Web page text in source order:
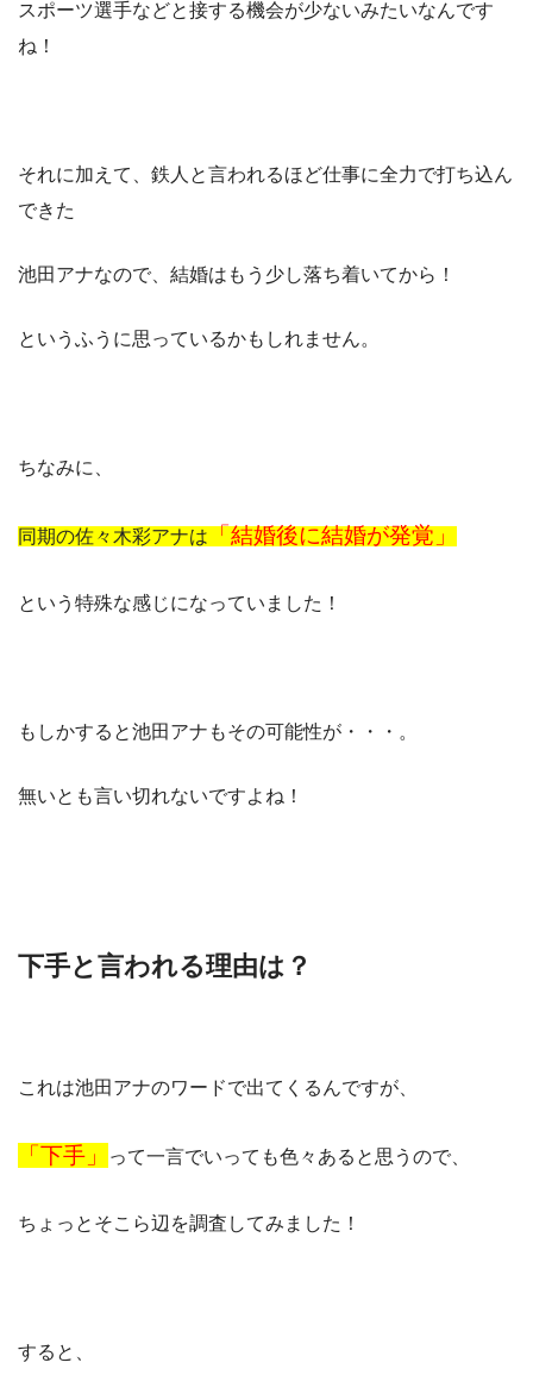
スポーツ選手などと接する機会が少ないみたいなんです
ね！
それに加えて、鉄人と言われるほど仕事に全力で打ち込ん
できた
池田アナなので、結婚はもう少し落ち着いてから！
というふうに思っているかもしれません。
ちなみに、
同期の佐々木彩アナは 「結婚後に結婚が発覚」
という特殊な感じになっていました！
もしかすると池田アナもその可能性が・・・。
無いとも言い切れないですよね！
下手と言われる理由は？
これは池田アナのワードで出てくるんですが、
「下手」 って一言でいっても色々あると思うので、
ちょっとそこら辺を調査してみました！
すると、